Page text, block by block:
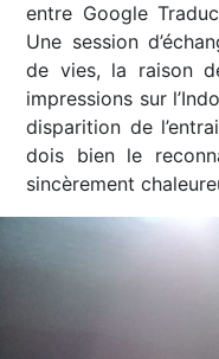
entre Google
Une session
de vies, la raison
impressions sur
disparition de
dois bien le
sincèrement